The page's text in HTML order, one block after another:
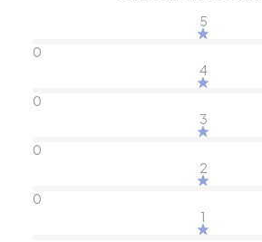
5
0
4
0
3
0
2
0
1